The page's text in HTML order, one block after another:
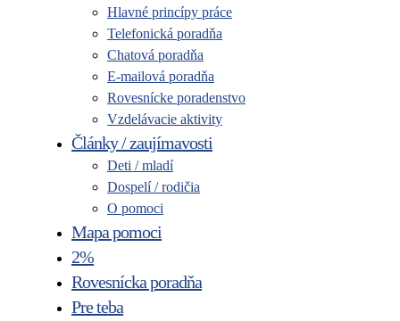
Hlavné princípy práce
Telefonická poradňa
Chatová poradňa
E-mailová poradňa
Rovesnícke poradenstvo
Vzdelávacie aktivity
Články / zaujímavosti
Deti / mladí
Dospelí / rodičia
O pomoci
Mapa pomoci
2%
Rovesnícka poradňa
Pre teba